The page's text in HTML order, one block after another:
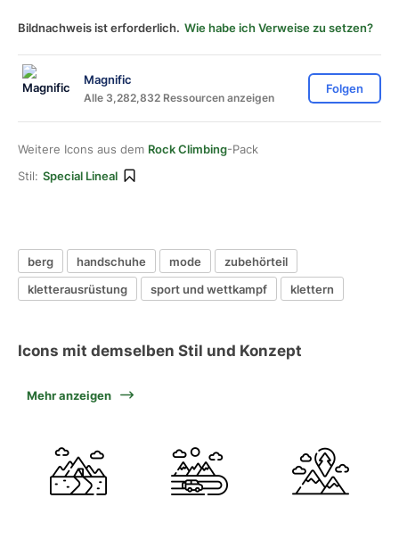
Bildnachweis ist erforderlich. Wie habe ich Verweise zu setzen?
Magnific
Alle 3,282,832 Ressourcen anzeigen
Folgen
Weitere Icons aus dem Rock Climbing-Pack
Stil: Special Lineal
berg handschuhe mode
zubehörteil
kletterausrüstung
sport und wettkampf klettern
Icons mit demselben Stil und Konzept
Mehr anzeigen